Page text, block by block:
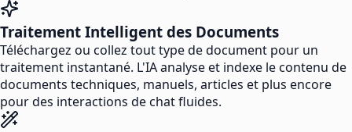
Traitement Intelligent des Documents
Téléchargez ou collez tout type de document pour un
traitement instantané. L'IA analyse et indexe le contenu de
documents techniques, manuels, articles et plus encore
pour des interactions de chat fluides.